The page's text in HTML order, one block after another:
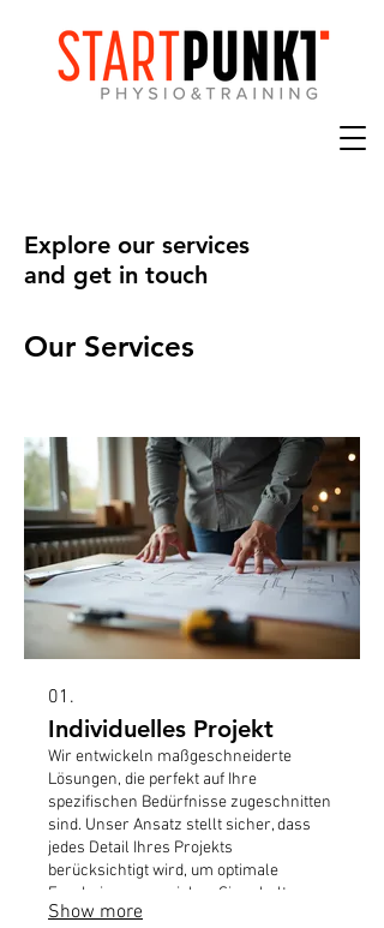
Explore our services
and get in touch
Our Services
01.
Individuelles Projekt
Wir entwickeln maßgeschneiderte
Lösungen, die perfekt auf Ihre
spezifischen Bedürfnisse zugeschnitten
sind. Unser Ansatz stellt sicher, dass
jedes Detail Ihres Projekts
berücksichtigt wird, um optimale
Ergebnisse zu erzielen. Sie erhalten
eine einzigartige Dienstleistung, die
Show more